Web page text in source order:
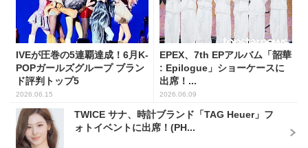
IVEが圧巻の5連覇達成！6月K-
POPガールズグループ ブラン
ド評判トップ5
2026.06.15
EPEX、7th EPアルバム「韶華
: Epilogue」ショーケースに
出席！...
2026.06.09
TWICE サナ、時計ブランド「TAG Heuer」フ
ォトイベントに出席！(PH...